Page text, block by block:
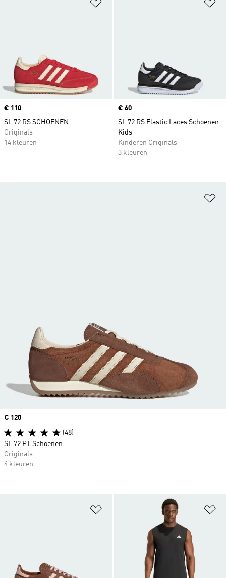
Price
€ 110
SL 72 RS SCHOENEN
Originals
14 kleuren
Price
€ 60
SL 72 RS Elastic Laces Schoenen
Kids
Kinderen Originals
3 kleuren
Op verlanglijst zetten
Price
€ 120
(48)
SL 72 PT Schoenen
Originals
4 kleuren